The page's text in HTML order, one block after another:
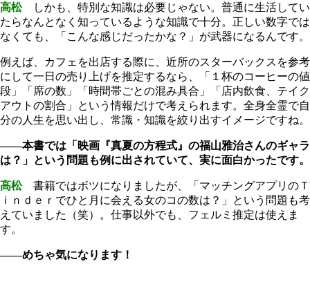
高松しかも、特別な知識は必要じゃない。普通に生活してい
たらなんとなく知っているような知識で十分。正しい数字では
なくても、「こんな感じだったかな？」が武器になるんです。
例えば、カフェを出店する際に、近所のスターバックスを参考
にして一日の売り上げを推定するなら、「１杯のコーヒーの値
段」「席の数」「時間帯ごとの混み具合」「店内飲食、テイク
アウトの割合」という情報だけで考えられます。全身全霊で自
分の人生を思い出し、常識・知識を絞り出すイメージですね。
――本書では「映画『真夏の方程式』の福山雅治さんのギャラ
は？」という問題も例に出されていて、実に面白かったです。
高松書籍ではボツになりましたが、「マッチングアプリのＴ
ｉｎｄｅｒでひと月に会える女のコの数は？」という問題も考
えていました（笑）。仕事以外でも、フェルミ推定は使えま
す。
――めちゃ気になります！